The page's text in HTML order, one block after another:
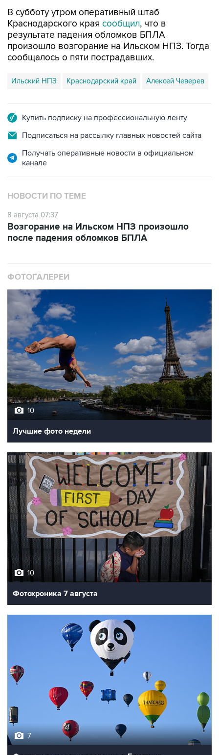
результате падения обломков БПЛА
произошло возгорание на Ильском НПЗ. Тогда
сообщалось о пяти пострадавших.
Ильский НПЗ Краснодарский край Алексей Чеверев
Подписаться на рассылку главных новостей сайта
Получать оперативные новости в официальном
НОВОСТИ ПО ТЕМЕ
8 августа 07:37
после падения обломков БПЛА
10
Лучшие фото недели
10
Фотохроника 7 августа
Фестиваль воздухоплавания в Бристоле